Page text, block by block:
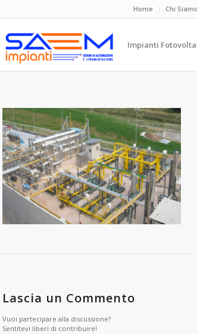
Home Chi Siamo
Impianti
Lascia un Commento
Vuoi partecipare alla discussione?
Sentitevi liberi di contribuire!